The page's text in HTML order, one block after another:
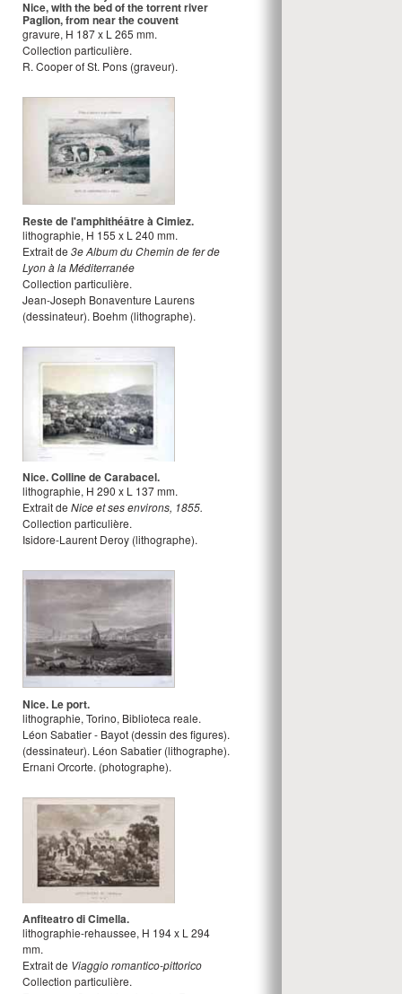
Nice, with the bed of the torrent river
Paglion, from near the couvent
gravure, H 187x L 265 mm.
Collection particulière.
R. Cooper of St. Pons (graveur).
Reste de l'amphithéâtre à Cimiez.
lithographie, H 155 x L 240 mm.
Extrait de 3e Album du Chemin de fer de
Lyon à la Méditerranée
Collection particulière.
Jean-Joseph Bonaventure Laurens
(dessinateur). Boehm (lithographe).
Nice. Colline de Carabacel.
lithographie, H 290 x L 137mm.
Extrait de Nice et ses environs, 1855.
Collection particulière.
Isidore-Laurent Deroy (lithographe).
Nice. Le port.
lithographie, Torino, Biblioteca reale.
Léon Sabatier - Bayot (dessin des figures).
(dessinateur). Léon Sabatier (lithographe).
Ernani Orcorte. (photographe).
Anfiteatro di Cimella.
lithographie-rehaussee, H 194x L 294
mm.
Extrait de Viaggio romantico-pittorico
Collection particulière.